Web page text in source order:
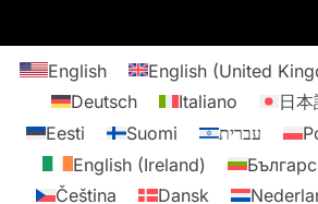
English English (United
Deutsch
Italiano 日本
Eesti
Suomi עברית
English (Ireland)
Čeština
Dansk